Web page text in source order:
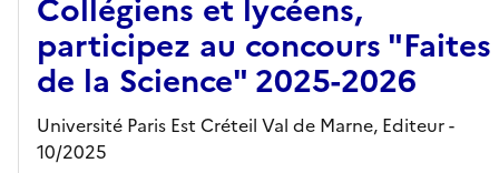
Collégiens et lycéens,
participez au concours "Faites
de la Science" 2025-2026
Université Paris Est Créteil Val de Marne, Editeur-
10/2025